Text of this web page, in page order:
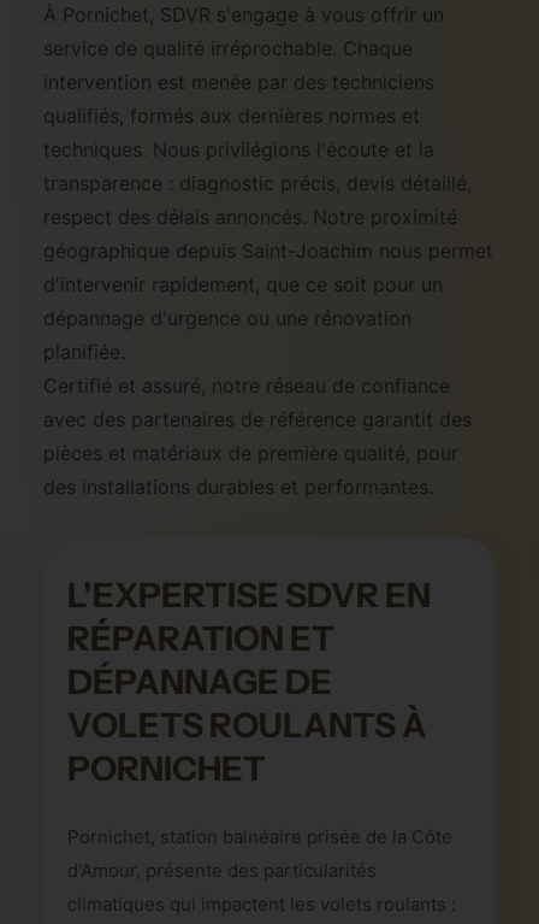
À Pornichet, SDVR s'engage à vous offrir un
service de qualité irréprochable. Chaque
intervention est menée par des techniciens
qualifiés, formés aux dernières normes et
techniques. Nous privilégions l'écoute et la
transparence : diagnostic précis, devis détaillé,
respect des délais annoncés. Notre proximité
géographique depuis Saint-Joachim nous permet
d'intervenir rapidement, que ce soit pour un
dépannage d'urgence ou une rénovation
planifiée.
Certifié et assuré, notre réseau de confiance
avec des partenaires de référence garantit des
pièces et matériaux de première qualité, pour
des installations durables et performantes.
L'EXPERTISE SDVR EN
RÉPARATION ET
DÉPANNAGE DE
VOLETS ROULANTS À
PORNICHET
Pornichet, station balnéaire prisée de la Côte
d'Amour, présente des particularités
climatiques qui impactent les volets roulants :